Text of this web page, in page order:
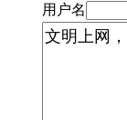
用户名